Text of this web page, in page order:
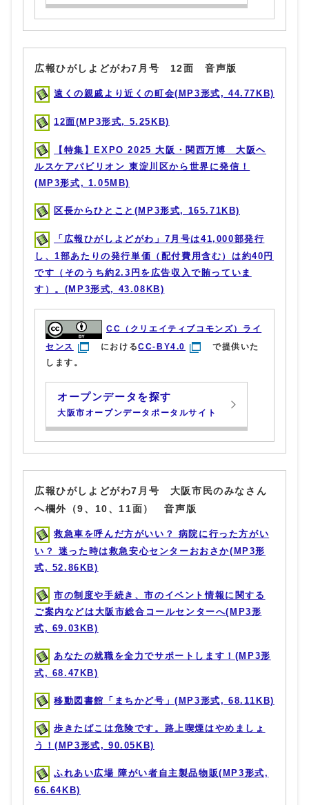
広報ひがしよどがわ7月号 12面 音声版
遠くの親戚より近くの町会(MP3形式, 44.77KB)
12面(MP3形式, 5.25KB)
【特集】EXPO 2025 大阪・関西万博 大阪ヘ
ルスケアパビリオン 東淀川区から世界に発信！
(MP3形式, 1.05MB)
区長からひとこと(MP3形式, 165.71KB)
「広報ひがしよどがわ」7月号は41,000部発行
し、1部あたりの発行単価（配付費用含む）は約40円
です（そのうち約2.3円を広告収入で賄っていま
す）。(MP3形式, 43.08KB)
CC（クリエイティブコモンズ）ライ
センス
におけるCC-BY4.0
で提供いた
します。
オープンデータを探す
大阪市オープンデータポータルサイト
広報ひがしよどがわ7月号 大阪市民のみなさん
へ欄外（9、10、11面） 音声版
救急車を呼んだ方がいい？ 病院に行った方がい
い？ 迷った時は救急安心センターおおさか(MP3形
式, 52.86KB)
市の制度や手続き、市のイベント情報に関する
ご案内などは大阪市総合コールセンターへ(MP3形
式, 69.03KB)
あなたの就職を全力でサポートします！(MP3形
式, 68.47KB)
移動図書館「まちかど号」(MP3形式, 68.11KB)
歩きたばこは危険です。路上喫煙はやめましょ
う！(MP3形式, 90.05KB)
ふれあい広場 障がい者自主製品物販(MP3形式,
66.64KB)